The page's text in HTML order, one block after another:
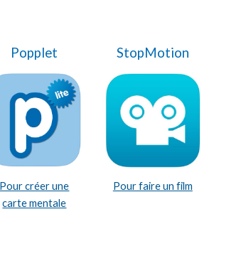
Popplet
Pour créer une
carte mentale
StopMotion
Pour faire un film